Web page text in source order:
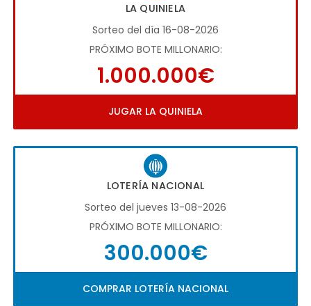
LA QUINIELA
Sorteo del día 16-08-2026
PRÓXIMO BOTE MILLONARIO:
1.000.000€
JUGAR LA QUINIELA
LOTERÍA NACIONAL
Sorteo del jueves 13-08-2026
PRÓXIMO BOTE MILLONARIO:
300.000€
COMPRAR LOTERÍA NACIONAL